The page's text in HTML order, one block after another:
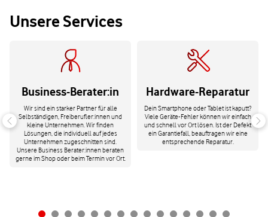
Unsere Services
Business-Berater:in
Wir sind ein starker Partner für alle
Selbständigen, Freiberufler:innen und
kleine Unternehmen. Wir finden
Lösungen, die individuell auf jedes
Unternehmen zugeschnitten sind.
Unsere Business Berater:innen beraten
gerne im Shop oder beim Termin vor Ort.
Hardware-Reparatur
Dein Smartphone oder Tablet ist kaputt?
Viele Geräte-Fehler können wir einfach
und schnell vor Ort lösen. Ist der Defekt
ein Garantiefall, beauftragen wir eine
entsprechende Reparatur.